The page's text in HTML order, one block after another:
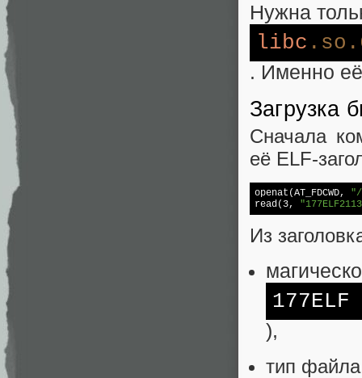
Нужна
libc .so
. Именно
Загрузка
Сначала
её ELF-
openat(AT_FDCWD, "/
read(3,
Из
177ELF
),
тип